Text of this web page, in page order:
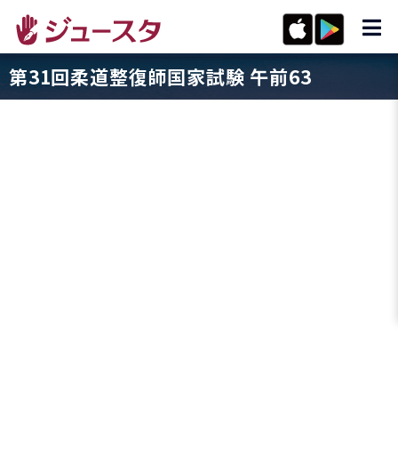
第31回柔道整復師国家試験 午前63